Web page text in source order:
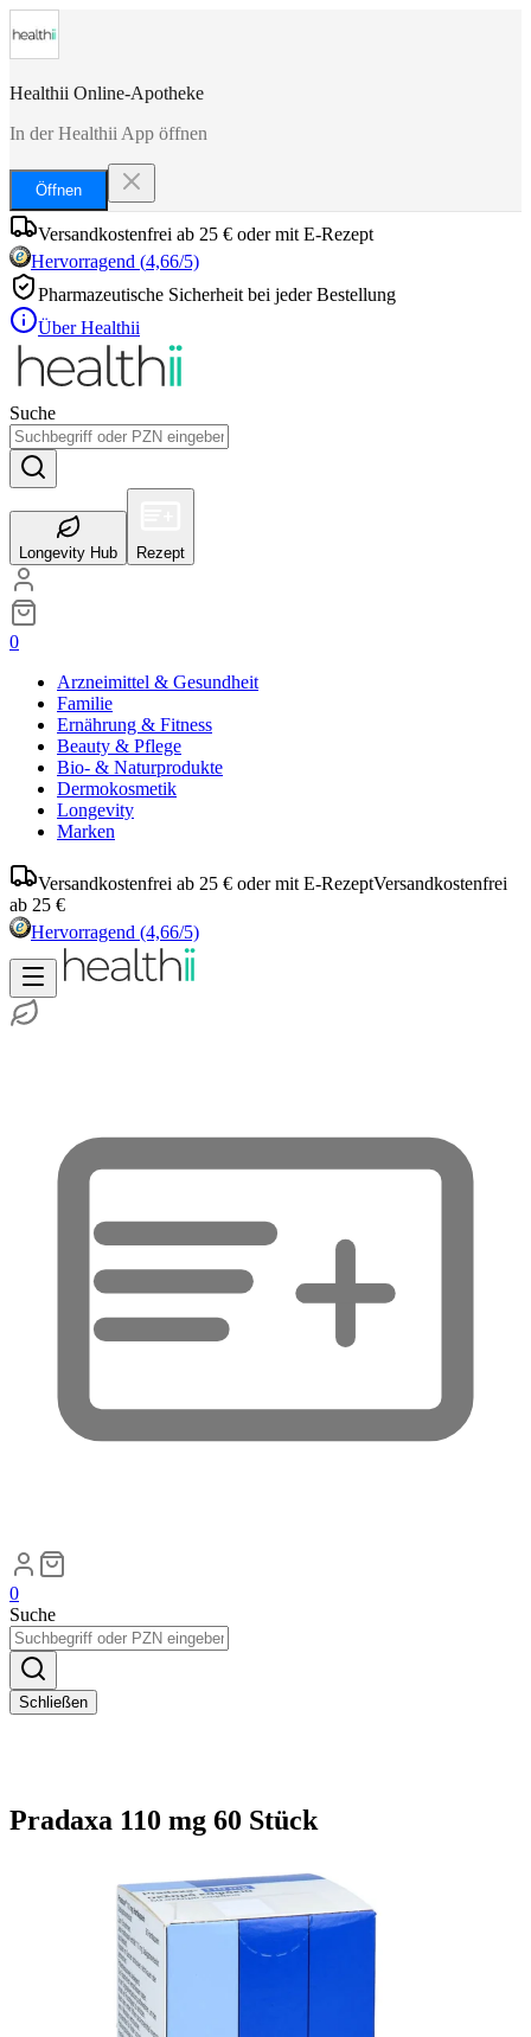
Healthii Online-Apotheke
In der Healthii App öffnen
Öffnen
Versandkostenfrei ab 25 € oder mit E-Rezept
Hervorragend (4,66/5)
Pharmazeutische Sicherheit bei jeder Bestellung
Über Healthii
Suche
Longevity Hub Rezept
0
Arzneimittel & Gesundheit
Familie
Ernährung & Fitness
Beauty & Pflege
Bio- & Naturprodukte
Dermokosmetik
Longevity
Marken
Versandkostenfrei ab 25 € oder mit E-RezeptVersandkostenfrei
ab 25 €
Hervorragend (4,66/5)
0
Suche
Schließen
Pradaxa 110 mg 60 Stück